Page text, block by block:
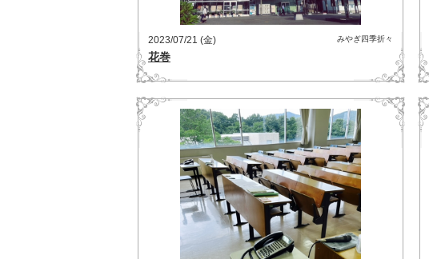
2023/07/21 (金) みやぎ四季折々
花巻